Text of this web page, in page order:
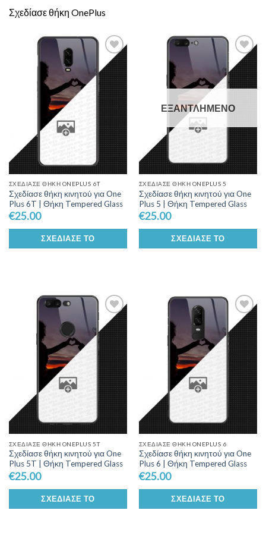
Σχεδίασε θήκη OnePlus
Add to
Wishlist
ΣΧΕΔΊΑΣΕ ΘΉΚΗ ONEPLUS 6T
Σχεδίασε θήκη κινητού για One
Plus 6T | Θήκη Tempered Glass
€25.00
ΣΧΕΔΊΑΣΕ ΤΟ
Add to
Wishlist
ΕΞΑΝΤΛΗΜΈΝΟ
ΣΧΕΔΊΑΣΕ ΘΉΚΗ ONEPLUS 5
Σχεδίασε θήκη κινητού για One
Plus 5 | Θήκη Tempered Glass
€25.00
ΣΧΕΔΊΑΣΕ ΤΟ
Add to
Wishlist
ΣΧΕΔΊΑΣΕ ΘΉΚΗ ONEPLUS 5T
Σχεδίασε θήκη κινητού για One
Plus 5T | Θήκη Tempered Glass
€25.00
ΣΧΕΔΊΑΣΕ ΤΟ
Add to
Wishlist
ΣΧΕΔΊΑΣΕ ΘΉΚΗ ONEPLUS 6
Σχεδίασε θήκη κινητού για One
Plus 6 | Θήκη Tempered Glass
€25.00
ΣΧΕΔΊΑΣΕ ΤΟ